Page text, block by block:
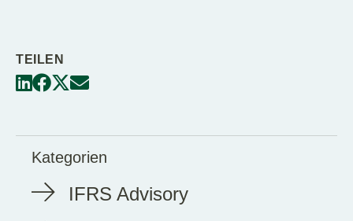
TEILEN
Kategorien
IFRS Advisory